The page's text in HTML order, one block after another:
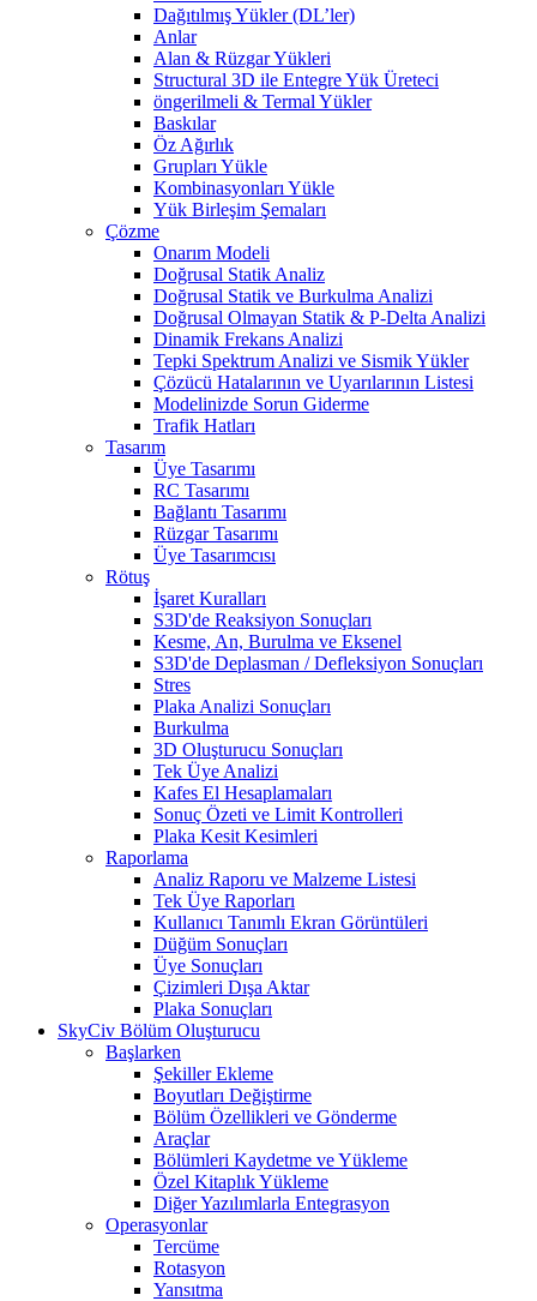
Dağıtılmış Yükler (DL’ler)
Anlar
Alan & Rüzgar Yükleri
Structural 3D ile Entegre Yük Üreteci
öngerilmeli & Termal Yükler
Baskılar
Öz Ağırlık
Grupları Yükle
Kombinasyonları Yükle
Yük Birleşim Şemaları
Çözme
Onarım Modeli
Doğrusal Statik Analiz
Doğrusal Statik ve Burkulma Analizi
Doğrusal Olmayan Statik & P-Delta Analizi
Dinamik Frekans Analizi
Tepki Spektrum Analizi ve Sismik Yükler
Çözücü Hatalarının ve Uyarılarının Listesi
Modelinizde Sorun Giderme
Trafik Hatları
Tasarım
Üye Tasarımı
RC Tasarımı
Bağlantı Tasarımı
Rüzgar Tasarımı
Üye Tasarımcısı
Rötuş
İşaret Kuralları
S3D'de Reaksiyon Sonuçları
Kesme, An, Burulma ve Eksenel
S3D'de Deplasman / Defleksiyon Sonuçları
Stres
Plaka Analizi Sonuçları
Burkulma
3D Oluşturucu Sonuçları
Tek Üye Analizi
Kafes El Hesaplamaları
Sonuç Özeti ve Limit Kontrolleri
Plaka Kesit Kesimleri
Raporlama
Analiz Raporu ve Malzeme Listesi
Tek Üye Raporları
Kullanıcı Tanımlı Ekran Görüntüleri
Düğüm Sonuçları
Üye Sonuçları
Çizimleri Dışa Aktar
Plaka Sonuçları
SkyCiv Bölüm Oluşturucu
Başlarken
Şekiller Ekleme
Boyutları Değiştirme
Bölüm Özellikleri ve Gönderme
Araçlar
Bölümleri Kaydetme ve Yükleme
Özel Kitaplık Yükleme
Diğer Yazılımlarla Entegrasyon
Operasyonlar
Tercüme
Rotasyon
Yansıtma